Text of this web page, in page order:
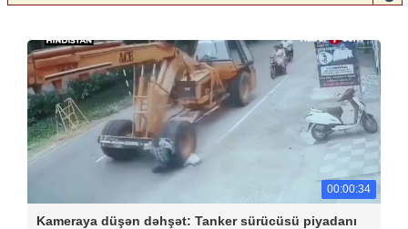
00:00:34
Kameraya düşən dəhşət: Tanker sürücüsü piyadanı